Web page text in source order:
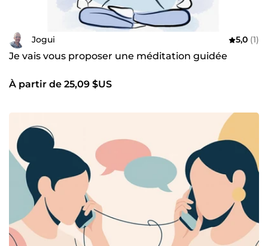
Jogui 5,0 (1)
Je vais vous proposer une méditation guidée
À partir de 25,09 $US